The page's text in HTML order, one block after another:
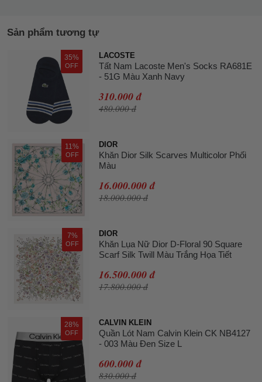
Sản phẩm tương tự
35%
OFF
LACOSTE
Tất Nam Lacoste Men's Socks RA681E
- 51G Màu Xanh Navy
310.000 đ
480.000 đ
11%
OFF
DIOR
Khăn Dior Silk Scarves Multicolor Phối
Màu
16.000.000 đ
18.000.000 đ
7%
OFF
DIOR
Khăn Lụa Nữ Dior D-Floral 90 Square
Scarf Silk Twill Màu Trắng Họa Tiết
16.500.000 đ
17.800.000 đ
28%
OFF
CALVIN KLEIN
Quần Lót Nam Calvin Klein CK NB4127
- 003 Màu Đen Size L
600.000 đ
830.000 đ